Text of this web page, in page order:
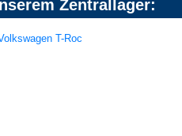
Zentrallager: